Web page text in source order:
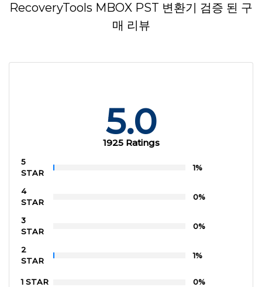
RecoveryTools MBOX PST 변환기 검증 된 구
매 리뷰
5.0
1925 Ratings
5
STAR
1%
4
STAR
0%
3
STAR
0%
2
STAR
1%
1 STAR 0%